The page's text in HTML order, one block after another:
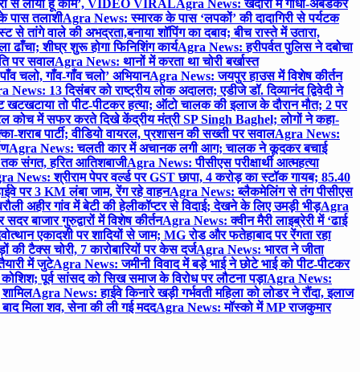
से लाया हूं काम’, VIDEO VIRALAgra News: खंदारी में गांधी-अंबेडकर
पास तलाशीAgra News: स्मारक के पास ‘लपकों’ की दादागिरी से पर्यटक
तांगे वाले की अभद्रता,बनाया शॉपिंग का दबाव; बीच रास्ते में उतारा,
शीघ्र शुरू होगा फिनिशिंग कार्यAgra News: हरीपर्वत पुलिस ने दबोचा
पर सवालAgra News: थानों में करता था चोरी बर्खास्त
चलो, गाँव-गाँव चलो’ अभियानAgra News: जयपुर हाउस में विशेष कीर्तन
News: 13 दिसंबर को राष्ट्रीय लोक अदालत; एडीजे डॉ. दिव्यानंद द्विवेदी ने
तो पीट-पीटकर हत्या; ऑटो चालक की इलाज के दौरान मौत; 2 पर
कोच में सफर करते दिखे केंद्रीय मंत्री SP Singh Baghel; लोगों ने कहा-
पार्टी; वीडियो वायरल, प्रशासन की सख्ती पर सवालAgra News:
Agra News: चलती कार में अचानक लगी आग; चालक ने कूदकर बचाई
संगत, हरित आतिशबाजीAgra News: पीसीएस परीक्षार्थी आत्महत्या
News: श्रीराम पेपर वर्ल्ड पर GST छापा, 4 करोड़ का स्टॉक गायब; 85.40
पर 3 KM लंबा जाम, रेंग रहे वाहनAgra News: ब्लैकमेलिंग से तंग पीसीएस
अहीर गांव में बेटी की हेलीकॉप्टर से विदाई; देखने के लिए उमड़ी भीड़Agra
बाजार गुरुद्वारों में विशेष कीर्तनAgra News: क्वीन मैरी लाइब्रेरी में ‘ढाई
एकादशी पर शादियों से जाम; MG रोड और फतेहाबाद पर रेंगता रहा
टैक्स चोरी, 7 कारोबारियों पर केस दर्जAgra News: भारत ने जीता
में जुटेAgra News: जमीनी विवाद में बड़े भाई ने छोटे भाई को पीट-पीटकर
पूर्व सांसद को सिख समाज के विरोध पर लौटना पड़ाAgra News:
Agra News: हाईवे किनारे खड़ी गर्भवती महिला को लोडर ने रौंदा, इलाज
मिला शव, सेना की ली गई मददAgra News: मॉस्को में MP राजकुमार